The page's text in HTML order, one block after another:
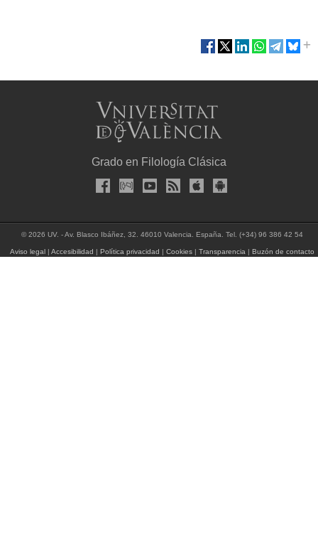
Grado en Filología Clásica
© 2026 UV. - Av. Blasco Ibáñez, 32. 46010 Valencia. España. Tel. (+34) 96 386 42 54
Aviso legal |Accesibilidad |Política privacidad |Cookies |Transparencia |Buzón de contacto